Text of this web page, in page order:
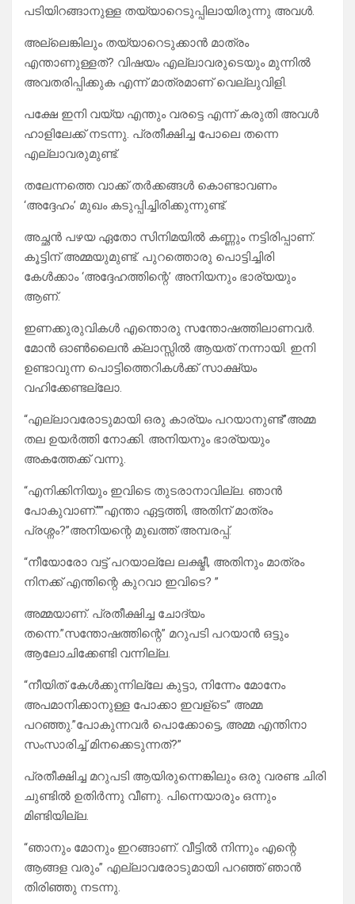
പടിയിറങ്ങാനുള്ള തയ്യാറെടുപ്പിലായിരുന്നു അവൾ.
അല്ലെങ്കിലും തയ്യാറെടുക്കാൻ മാത്രം
എന്താണുള്ളത്? വിഷയം എല്ലാവരുടെയും മുന്നിൽ
അവതരിപ്പിക്കുക എന്ന് മാത്രമാണ് വെല്ലുവിളി.
പക്ഷേ ഇനി വയ്യ എന്തും വരട്ടെ എന്ന് കരുതി അവൾ
ഹാളിലേക്ക് നടന്നു. പ്രതീക്ഷിച്ച പോലെ തന്നെ
എല്ലാവരുമുണ്ട്.
തലേന്നത്തെ വാക്ക് തർക്കങ്ങൾ കൊണ്ടാവണം
‘അദ്ദേഹം’ മുഖം കടുപ്പിച്ചിരിക്കുന്നുണ്ട്.
അച്ഛൻ പഴയ ഏതോ സിനിമയിൽ കണ്ണും നട്ടിരിപ്പാണ്.
കൂട്ടിന് അമ്മയുമുണ്ട്. പുറത്തൊരു പൊട്ടിച്ചിരി
കേൾക്കാം ‘അദ്ദേഹത്തിന്റെ’ അനിയനും ഭാര്യയും
ആണ്.
ഇണക്കുരുവികൾ എന്തൊരു സന്തോഷത്തിലാണവർ.
മോൻ ഓൺലൈൻ ക്ലാസ്സിൽ ആയത് നന്നായി. ഇനി
ഉണ്ടാവുന്ന പൊട്ടിത്തെറികൾക്ക് സാക്ഷ്യം
വഹിക്കേണ്ടല്ലോ.
“എല്ലാവരോടുമായി ഒരു കാര്യം പറയാനുണ്ട്”അമ്മ
തല ഉയർത്തി നോക്കി. അനിയനും ഭാര്യയും
അകത്തേക്ക് വന്നു.
“എനിക്കിനിയും ഇവിടെ തുടരാനാവില്ല. ഞാൻ
പോകുവാണ്.””എന്താ ഏട്ടത്തി, അതിന് മാത്രം
പ്രശ്നം?”അനിയന്റെ മുഖത്ത് അമ്പരപ്പ്.
“നീയോരോ വട്ട് പറയാല്ലേ ലക്ഷ്മീ, അതിനും മാത്രം
നിനക്ക് എന്തിന്റെ കുറവാ ഇവിടെ? ”
അമ്മയാണ്. പ്രതീക്ഷിച്ച ചോദ്യം
തന്നെ.”സന്തോഷത്തിന്റെ” മറുപടി പറയാൻ ഒട്ടും
ആലോചിക്കേണ്ടി വന്നില്ല.
“നീയിത് കേൾക്കുന്നില്ലേ കുട്ടാ, നിന്നേം മോനേം
അപമാനിക്കാനുള്ള പോക്കാ ഇവള്ടെ” അമ്മ
പറഞ്ഞു.”പോകുന്നവർ പൊക്കോട്ടെ, അമ്മ എന്തിനാ
സംസാരിച്ച് മിനക്കെടുന്നത്?”
പ്രതീക്ഷിച്ച മറുപടി ആയിരുന്നെങ്കിലും ഒരു വരണ്ട ചിരി
ചുണ്ടിൽ ഉതിർന്നു വീണു. പിന്നെയാരും ഒന്നും
മിണ്ടിയില്ല.
“ഞാനും മോനും ഇറങ്ങാണ്. വീട്ടിൽ നിന്നും എന്റെ
ആങ്ങള വരും” എല്ലാവരോടുമായി പറഞ്ഞ് ഞാൻ
തിരിഞ്ഞു നടന്നു.